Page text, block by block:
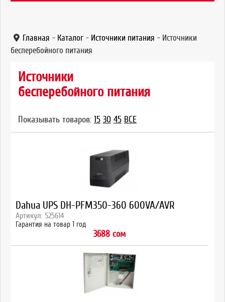
Главная - Каталог - Источники питания - Источники
бесперебойного питания
Источники
бесперебойного питания
Показывать товаров: 15 30 45 ВСЕ
Dahua UPS DH-PFM350-360 600VA/AVR
Артикул: 525614
Гарантия на товар 1 год
3688 сом